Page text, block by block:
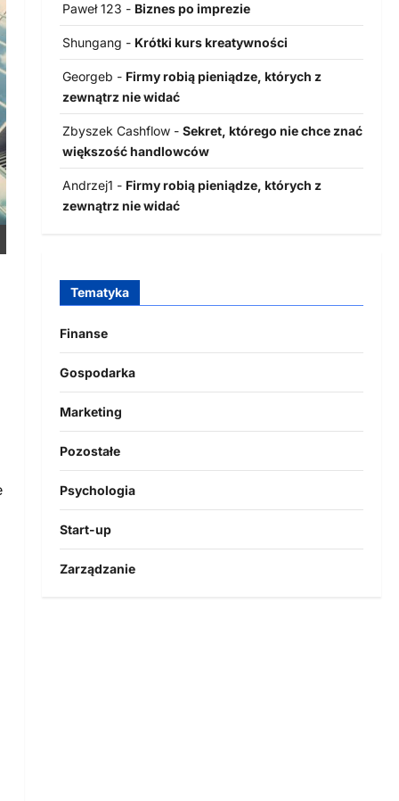
Paweł 123 - Biznes po imprezie
Shungang - Krótki kurs kreatywności
Georgeb - Firmy robią pieniądze, których z
zewnątrz nie widać
Zbyszek Cashflow- Sekret, którego nie chce znać
większość handlowców
Andrzej1 - Firmy robią pieniądze, których z
zewnątrz nie widać
Tematyka
Finanse
Gospodarka
Marketing
Pozostałe
Psychologia
Start-up
Zarządzanie